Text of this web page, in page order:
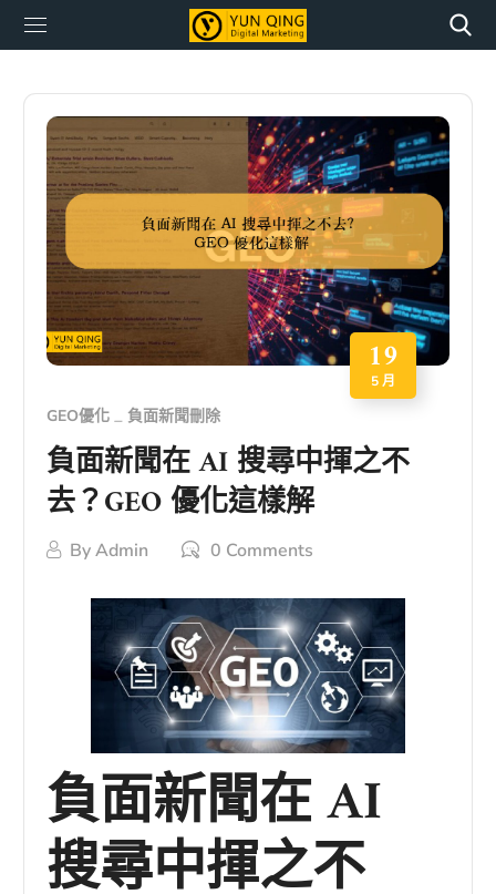
19
5 月
GEO優化 負面新聞刪除
負面新聞在 AI 搜尋中揮之不
去？GEO 優化這樣解
ByAdmin 0 Comments
負面新聞在 AI
搜尋中揮之不